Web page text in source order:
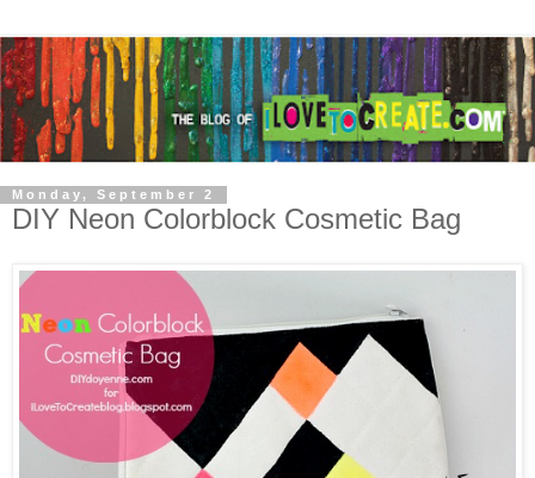
Monday, September 2
DIY Neon Colorblock Cosmetic Bag